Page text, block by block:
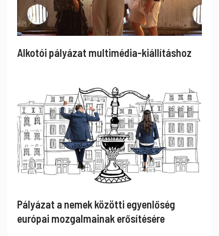
Alkotói pályázat multimédia-kiállításhoz
Pályázat a nemek közötti egyenlőség
európai mozgalmainak erősítésére